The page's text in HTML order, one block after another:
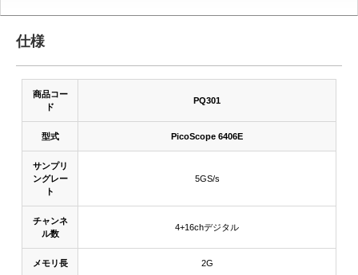
仕様
商品コー
ド
PQ301
型式 PicoScope 6406E
サンプリ
ングレー
ト
5GS/s
チャンネ
ル数
4+16chデジタル
メモリ長 2G